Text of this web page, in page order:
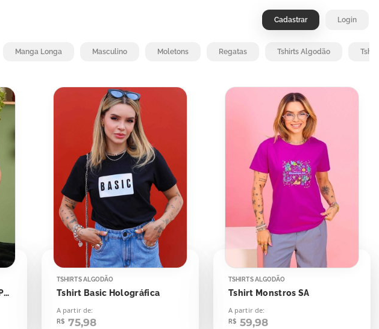
Cadastrar Login
Manga Longa Masculino Moletons Regatas Tshirts Algodão
Tshirt Não Posso Estou de Plantão
TSHIRTS ALGODÃO
Tshirt Basic Holográfica
A partir de:
R$ 75,98
TSHIRTS ALGODÃO
Tshirt Monstros SA
A partir de:
R$ 59,98